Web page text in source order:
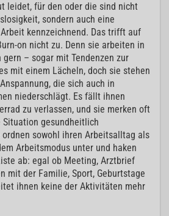
leidet, für den oder die sind nicht
sondern auch eine
kennzeichnend. Das trifft auf
on nicht zu. Denn sie arbeiten in
– sogar mit Tendenzen zur
mit einem Lächeln, doch sie stehen
die sich auch in
niederschlägt. Es fällt ihnen
zu verlassen, und sie merken oft
gesundheitlich
sowohl ihren Arbeitsalltag als
Arbeitsmodus unter und haken
ab: egal ob Meeting, Arztbrief
mit der Familie, Sport, Geburtstage
ihnen keine der Aktivitäten mehr